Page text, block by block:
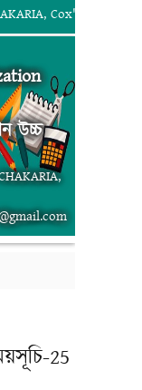
Cox'sbazar;
উচ্চ
25